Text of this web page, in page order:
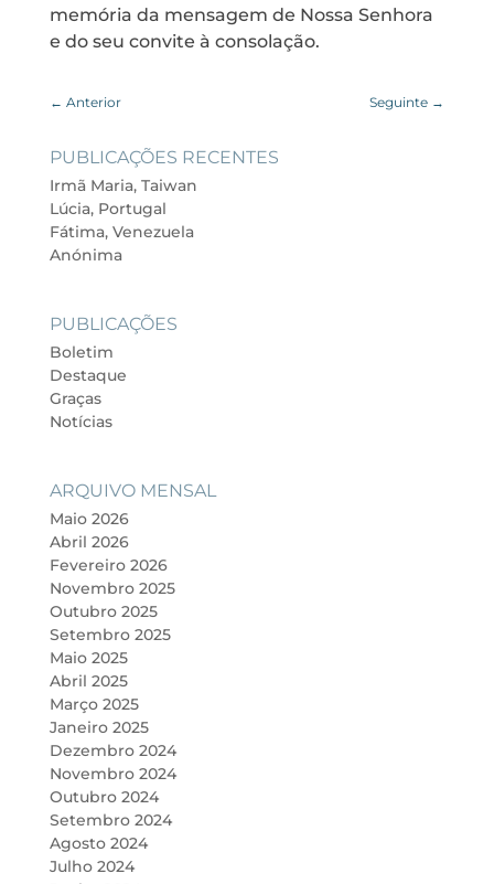
memória da mensagem de Nossa Senhora
e do seu convite à consolação.
← Anterior Seguinte →
PUBLICAÇÕES RECENTES
Irmã Maria, Taiwan
Lúcia, Portugal
Fátima, Venezuela
Anónima
PUBLICAÇÕES
Boletim
Destaque
Graças
Notícias
ARQUIVO MENSAL
Maio 2026
Abril 2026
Fevereiro 2026
Novembro 2025
Outubro 2025
Setembro 2025
Maio 2025
Abril 2025
Março 2025
Janeiro 2025
Dezembro 2024
Novembro 2024
Outubro 2024
Setembro 2024
Agosto 2024
Julho 2024